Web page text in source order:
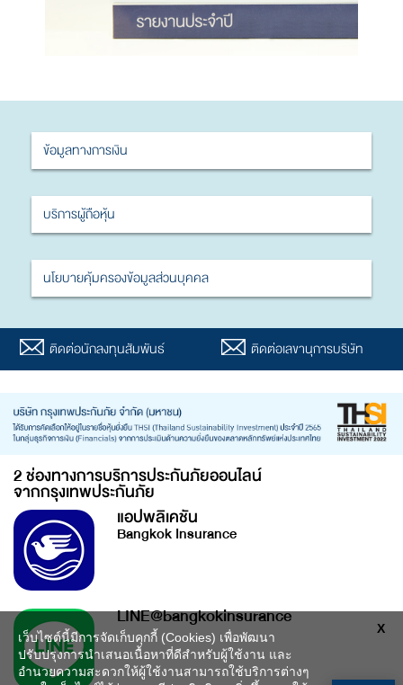
ข้อมูลทางการเงิน
บริการผู้ถือหุ้น
นโยบายคุ้มครองข้อมูลส่วนบุคคล
ติดต่อนักลงทุนสัมพันธ์ ติดต่อเลขานุการบริษัท
2 ช่องทางการบริการประกันภัยออนไลน์
จากกรุงเทพประกันภัย
แอปพลิเคชัน
Bangkok Insurance
LINE@bangkokinsurance X
เว็บไซต์นี้มีการจัดเก็บคุกกี้ (Cookies) เพื่อพัฒนา
ปรับปรุงการนำเสนอเนื้อหาที่ดีสำหรับผู้ใช้งาน และ
อำนวยความสะดวกให้ผู้ใช้งานสามารถใช้บริการต่างๆ